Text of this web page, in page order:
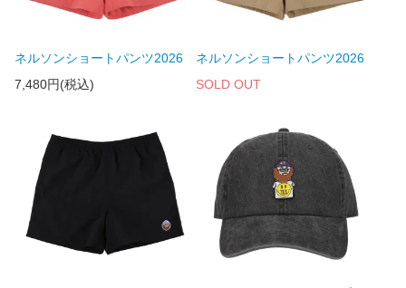
ネルソンショートパンツ2026
7,480円(税込)
ネルソンショートパンツ2026
SOLD OUT